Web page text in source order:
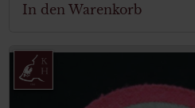
In den Warenkorb